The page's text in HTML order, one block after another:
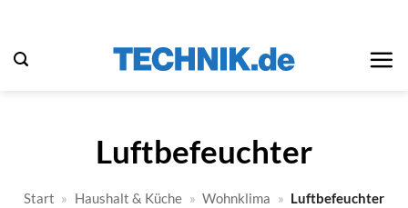
springen
Luftbefeuchter
Start » Haushalt & Küche » Wohnklima » Luftbefeuchter